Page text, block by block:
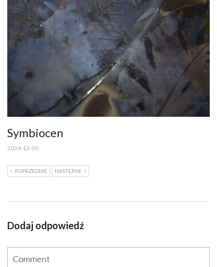
Symbiocen
2024-12-30
POPRZEDNIE NASTĘPNE
Dodaj odpowiedź